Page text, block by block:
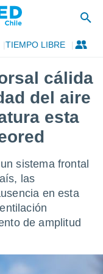
TIEMPO LIBRE
cálida
del aire
esta
sistema frontal
las
en esta
de amplitud